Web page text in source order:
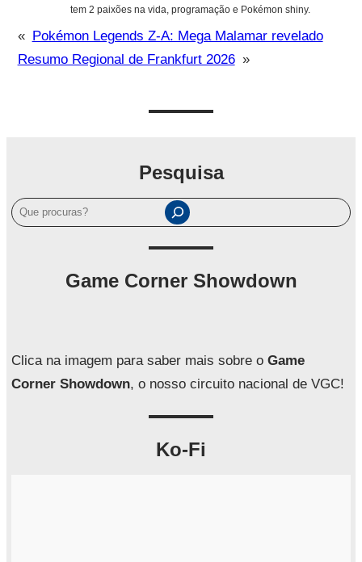
tem 2 paixões na vida, programação e Pokémon shiny.
« Pokémon Legends Z-A: Mega Malamar revelado
Resumo Regional de Frankfurt 2026 »
Pesquisa
P
e
a
Game Corner Showdown
Clica na imagem para saber mais sobre o Game
Corner Showdown, o nosso circuito nacional de VGC!
Ko-Fi